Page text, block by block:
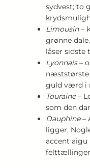
sydvest; to
Limousin–
grønne
låser sidste
Lyonnais–
næststørste
guld værd i
Touraine–
som den
Dauphine–
ligger.
accent aigu